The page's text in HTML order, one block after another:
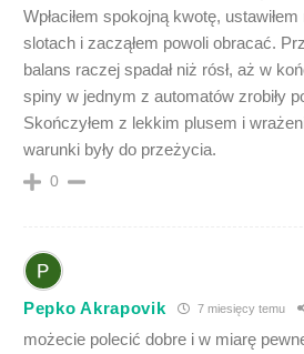
Wpłaciłem spokojną kwotę,
slotach i zacząłem powoli obracać.
balans raczej spadał niż rósł, aż w
spiny w jednym z automatów zrobiły
Skończyłem z lekkim plusem i
warunki były do przeżycia.
0
Pepko Akrapovik 7 miesięcy temu
możecie polecić dobre i w miarę